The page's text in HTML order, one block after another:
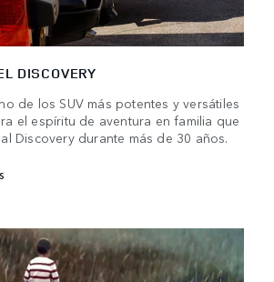
DISCOVERY
de los SUV más potentes y versátiles
el espíritu de aventura en familia que
Discovery durante más de 30 años.